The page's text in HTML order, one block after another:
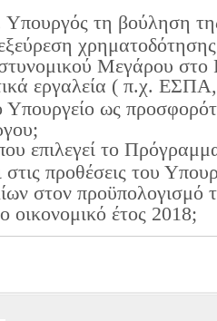
Υπουργός τη βούληση
Μεγάρου στο
εργαλεία ( π.χ.
Υπουργείο ως
επιλεγεί το
στις προθέσεις του
στον προϋπολογισμό
οικονομικό έτος 2018;